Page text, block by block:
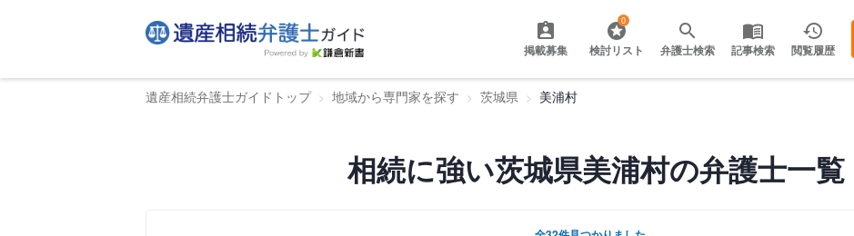
掲載募集
0
検討リスト 弁護士検索 記事検索 閲覧履歴
遺産相続弁護士ガイドトップ 地域から専門家を探す 茨城県 美浦村
相続に強い茨城県美浦村の弁護士一覧